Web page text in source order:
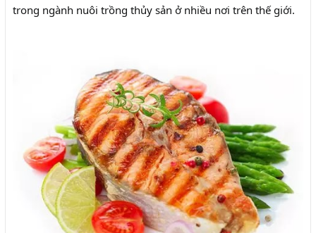
trong ngành nuôi trồng thủy sản ở nhiều nơi trên thế giới.